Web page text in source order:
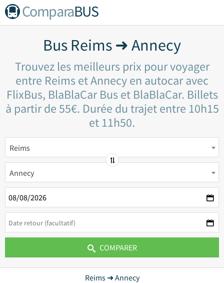
ComparaBUS
Bus Reims ➜ Annecy
Trouvez les meilleurs prix pour voyager
entre Reims et Annecy en autocar avec
FlixBus, BlaBlaCar Bus et BlaBlaCar. Billets
à partir de 55€. Durée du trajet entre 10h15
et 11h50.
Reims
Annecy
COMPARER
Reims ➜ Annecy